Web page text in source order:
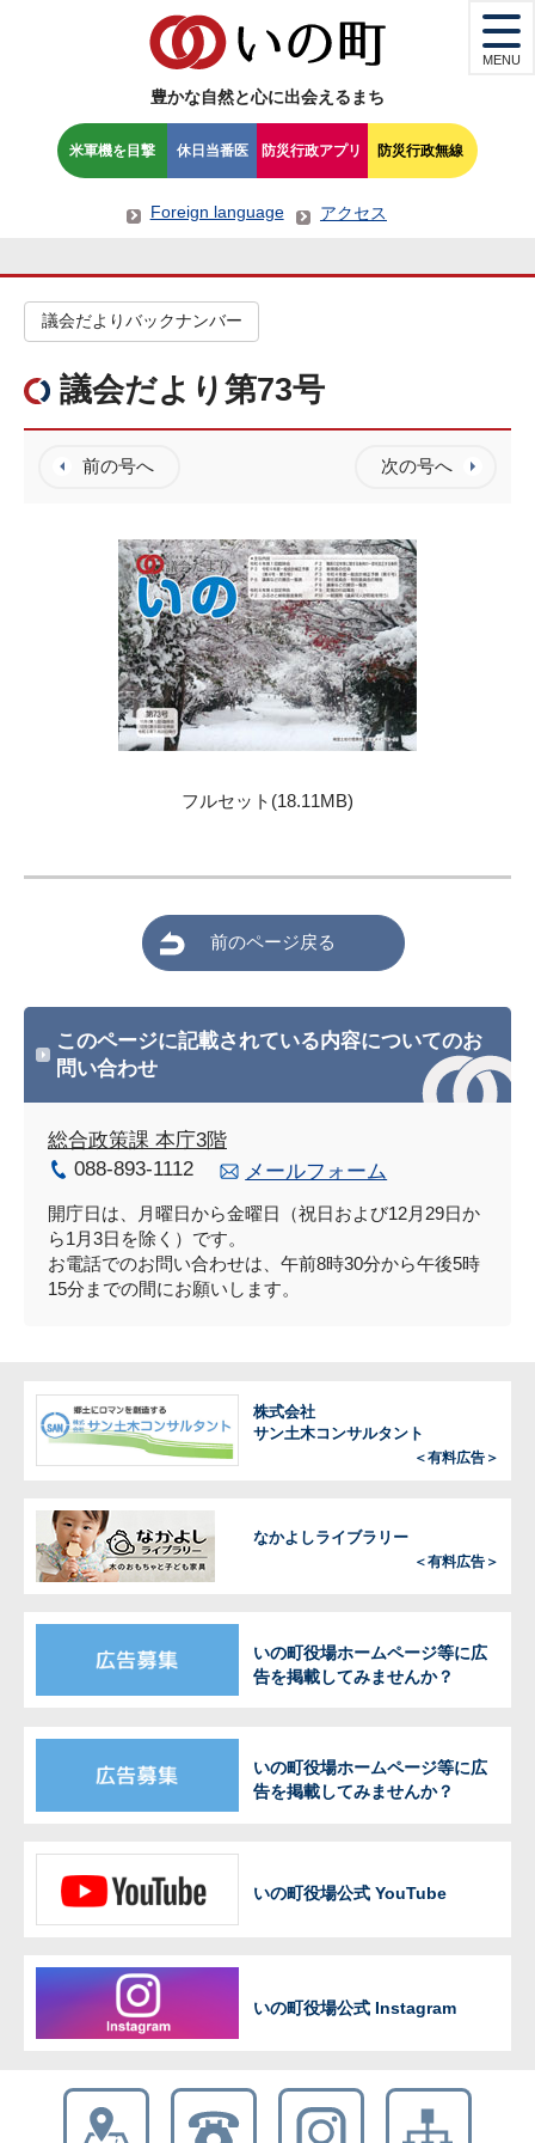
豊かな自然と心に出会えるまち
米軍機を目撃 休日当番医 防災行政アプリ 防災行政無線
Foreign language アクセス
MENU
議会だよりバックナンバー
議会だより第73号
前の号へ 次の号へ
フルセット(18.11MB)
前のページ戻る
このページに記載されている内容についてのお
問い合わせ
総合政策課 本庁3階
088-893-1112
メールフォーム
開庁日は、月曜日から金曜日（祝日および12月29日か
ら1月3日を除く）です。
お電話でのお問い合わせは、午前8時30分から午後5時
15分までの間にお願いします。
株式会社
サン土木コンサルタント
＜有料広告＞
なかよしライブラリー
＜有料広告＞
いの町役場ホームページ等に広
告を掲載してみませんか？
いの町役場ホームページ等に広
告を掲載してみませんか？
いの町役場公式 YouTube
いの町役場公式 Instagram